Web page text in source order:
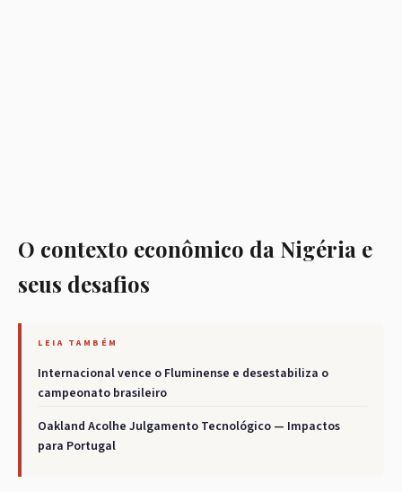
O contexto econômico da Nigéria e
seus desafios
LEIA TAMBÉM
Internacional vence o Fluminense e desestabiliza o
campeonato brasileiro
Oakland Acolhe Julgamento Tecnológico — Impactos
para Portugal